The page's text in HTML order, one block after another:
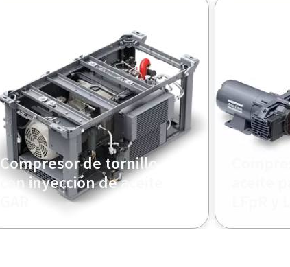
Compresor de tornillo
con inyección de aceite